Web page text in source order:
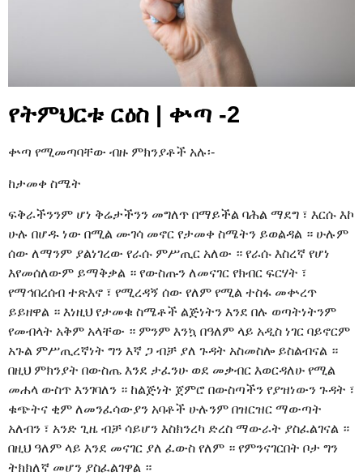
የትምህርቱ ርዕስ | ቍጣ -2
ቍጣ የሚመጣባቸው ብዙ ምክንያቶች አሉ፡-
ከታመቀ ስሜት
ፍቅራችንንም ሆነ ቅሬታችንን መግለጥ በማይችል ባሕል ማደግ ፣ እርሱ እኮ
ሁሉ በሆዱ ነው በሚል ሙገሳ መኖር የታመቀ ስሜትን ይወልዳል ። ሁሉም
ሰው ለማንም ያልነገረው የራሱ ምሥጢር አለው ። የራሱ እስረኛ የሆነ
እየመሰለውም ይማቅቃል ። የውስጡን ለመናገር የክብር ፍርሃት ፣
የማኅበረሰብ ተጽእኖ ፣ የሚረዳኝ ሰው የለም የሚል ተስፋ መቍረጥ
ይይዘዋል ። እነዚህ የታመቁ ስሜቶች ልጅነትን እንደ በሉ ወጣትነትንም
የመብላት አቅም አላቸው ። ምንም እንኳ በዓለም ላይ አዲስ ነገር ባይኖርም
አጉል ምሥጢረኛነት ግን እኛ ጋ ብቻ ያለ ጉዳት አስመስሎ ይስልብናል ።
በዚህ ምክንያት በውስጤ እንደ ታፈንሁ ወደ መቃብር እወርዳለሁ የሚል
መሐላ ውስጥ እንገባለን ። ከልጅነት ጀምሮ በውስጣችን የያዝነውን ጉዳት ፣
ቁጭትና ቂም ለመንፈሳውያን አባቶች ሁሉንም በዝርዝር ማውጣት
አለብን ፣ አንድ ጊዜ ብቻ ሳይሆን እስክንረካ ድረስ ማውራት ያስፈልገናል ።
በዚህ ዓለም ላይ እንደ መናገር ያለ ፈውስ የለም ። የምንናገርበት ቦታ ግን
ትክክለኛ መሆን ያስፈልገዋል ።